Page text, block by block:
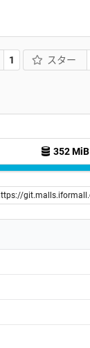
1 スター
352 MiB